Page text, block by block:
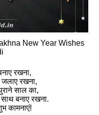
New Year Wishes
रखना,
जलाए रखना,
साल का,
बनाए रखना.
कामनाएं!